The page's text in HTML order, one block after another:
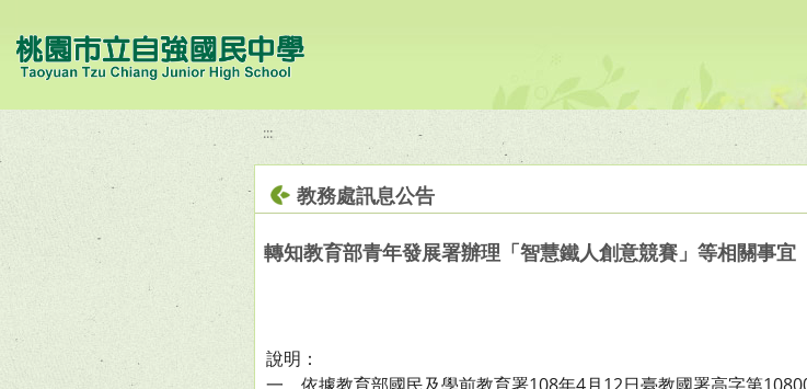
:::
教務處訊息公告
轉知教育部青年發展署辦理「智慧鐵人創意競賽」等相關事宜
說明：